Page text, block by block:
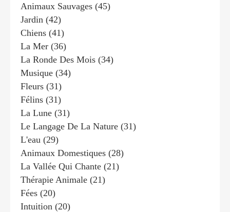
Animaux Sauvages (45)
Jardin (42)
Chiens (41)
La Mer (36)
La Ronde Des Mois (34)
Musique (34)
Fleurs (31)
Félins (31)
La Lune (31)
Le Langage De La Nature (31)
L'eau (29)
Animaux Domestiques (28)
La Vallée Qui Chante (21)
Thérapie Animale (21)
Fées (20)
Intuition (20)